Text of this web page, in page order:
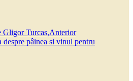
Gligor Turcas,Anterior
despre pâinea si vinul pentru